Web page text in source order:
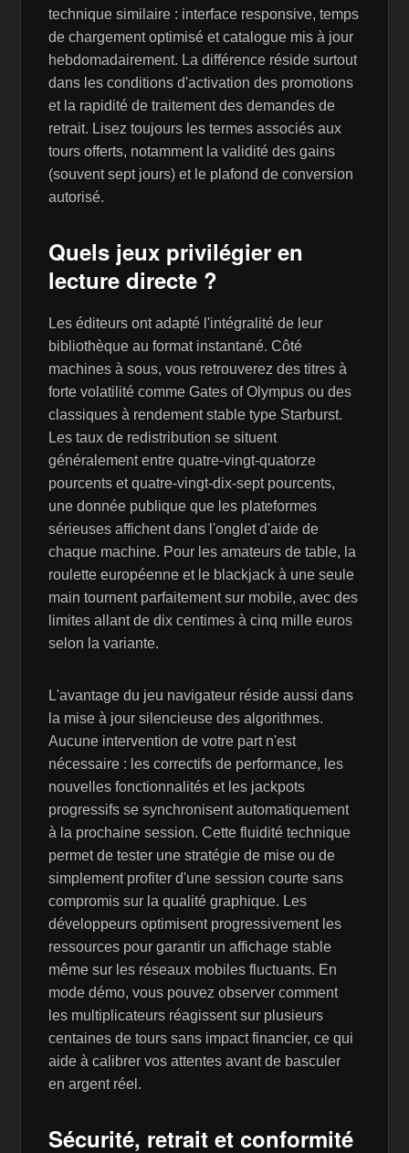
technique similaire : interface responsive, temps
de chargement optimisé et catalogue mis à jour
hebdomadairement. La différence réside surtout
dans les conditions d'activation des promotions
et la rapidité de traitement des demandes de
retrait. Lisez toujours les termes associés aux
tours offerts, notamment la validité des gains
(souvent sept jours) et le plafond de conversion
autorisé.
Quels jeux privilégier en
lecture directe ?
Les éditeurs ont adapté l'intégralité de leur
bibliothèque au format instantané. Côté
machines à sous, vous retrouverez des titres à
forte volatilité comme Gates of Olympus ou des
classiques à rendement stable type Starburst.
Les taux de redistribution se situent
généralement entre quatre-vingt-quatorze
pourcents et quatre-vingt-dix-sept pourcents,
une donnée publique que les plateformes
sérieuses affichent dans l'onglet d'aide de
chaque machine. Pour les amateurs de table, la
roulette européenne et le blackjack à une seule
main tournent parfaitement sur mobile, avec des
limites allant de dix centimes à cinq mille euros
selon la variante.
L'avantage du jeu navigateur réside aussi dans
la mise à jour silencieuse des algorithmes.
Aucune intervention de votre part n'est
nécessaire : les correctifs de performance, les
nouvelles fonctionnalités et les jackpots
progressifs se synchronisent automatiquement
à la prochaine session. Cette fluidité technique
permet de tester une stratégie de mise ou de
simplement profiter d'une session courte sans
compromis sur la qualité graphique. Les
développeurs optimisent progressivement les
ressources pour garantir un affichage stable
même sur les réseaux mobiles fluctuants. En
mode démo, vous pouvez observer comment
les multiplicateurs réagissent sur plusieurs
centaines de tours sans impact financier, ce qui
aide à calibrer vos attentes avant de basculer
en argent réel.
Sécurité, retrait et conformité